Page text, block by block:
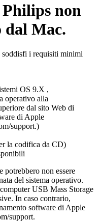
non
dal Mac.
i requisiti minimi
OS 9.X ,
operativo alla
dal sito Web di
di Apple
support.)
la codifica da CD)
non essere
del sistema operativo.
USB Mass Storage
In caso contrario,
software di Apple
support.